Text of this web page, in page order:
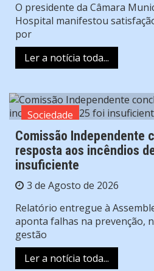
O presidente da Câmara
Hospital manifestou
por
Ler a notícia toda...
Sociedade
Comissão Independente
resposta aos incêndios
insuficiente
3 de Agosto de 2026
Relatório entregue à
aponta falhas na prevenção,
gestão
Ler a notícia toda...